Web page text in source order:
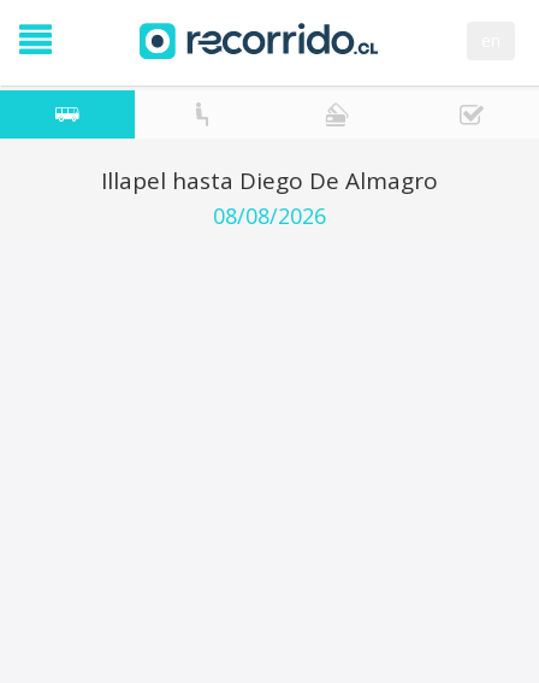
Illapel hasta Diego De Almagro
08/08/2026